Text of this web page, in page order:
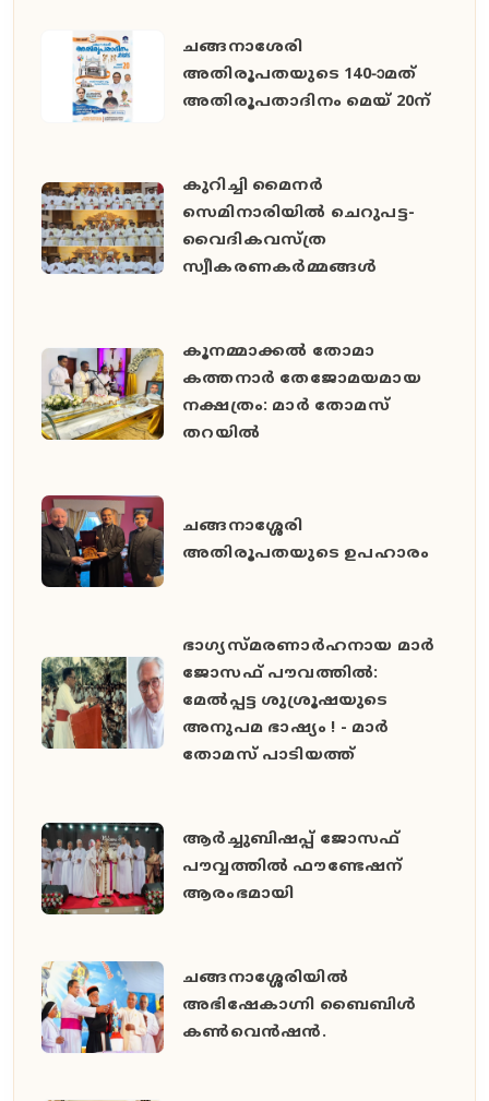
ചങ്ങനാശേരി
അതിരൂപതയുടെ 140-ാമത്
അതിരൂപതാദിനം മെയ് 20ന്
കുറിച്ചി മൈനർ
സെമിനാരിയിൽ ചെറുപട്ട-
വൈദികവസ്ത്ര
സ്വീകരണകർമ്മങ്ങൾ
കൂനമ്മാക്കൽ തോമാ
കത്തനാർ തേജോമയമായ
നക്ഷത്രം: മാർ തോമസ്
തറയിൽ
ചങ്ങനാശ്ശേരി
അതിരൂപതയുടെ ഉപഹാരം
ഭാഗ്യസ്മരണാർഹനായ മാർ
ജോസഫ് പൗവത്തിൽ:
മേൽപ്പട്ട ശുശ്രൂഷയുടെ
അനുപമ ഭാഷ്യം ! - മാർ
തോമസ് പാടിയത്ത്
ആർച്ചുബിഷപ്പ് ജോസഫ്
പൗവ്വത്തിൽ ഫൗണ്ടേഷന്
ആരംഭമായി
ചങ്ങനാശ്ശേരിയിൽ
അഭിഷേകാഗ്നി ബൈബിൾ
കൺവെൻഷൻ.